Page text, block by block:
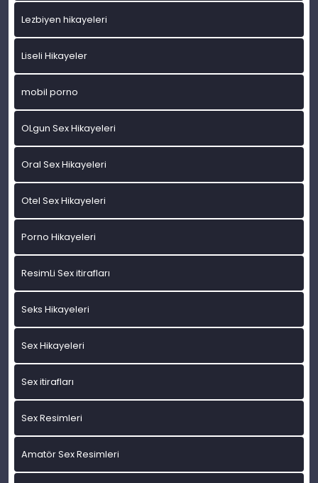
Lezbiyen hikayeleri
Liseli Hikayeler
mobil porno
OLgun Sex Hikayeleri
Oral Sex Hikayeleri
Otel Sex Hikayeleri
Porno Hikayeleri
ResimLi Sex itirafları
Seks Hikayeleri
Sex Hikayeleri
Sex itirafları
Sex Resimleri
Amatör Sex Resimleri